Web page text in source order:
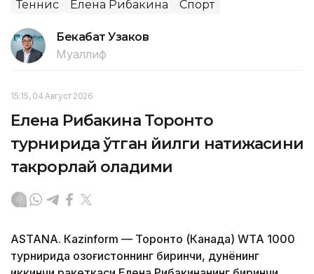
Теннис Елена Рибакина Спорт
Бекабат Узаков
Муаллиф
15:15, 04 Август 2026
Елена Рибакина Торонто
турнирида ўтган йилги натижасини
такрорлай оладими
ASTANА. Кazinform — Торонто (Канада) WТА 1000
турнирида Қозоғистоннинг биринчи, дунёнинг